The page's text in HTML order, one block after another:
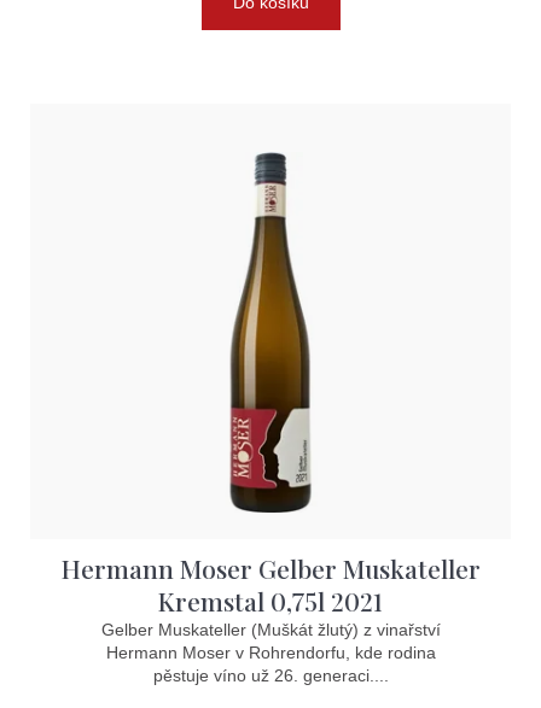
Hermann Moser Gelber Muskateller
Kremstal 0,75l 2021
Gelber Muskateller (Muškát žlutý) z vinařství
Hermann Moser v Rohrendorfu, kde rodina
pěstuje víno už 26. generaci....